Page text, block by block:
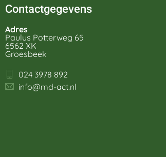
Contactgegevens
Adres
Paulus Potterweg 65
6562 XK
Groesbeek
024 3978 892
info@md-act.nl